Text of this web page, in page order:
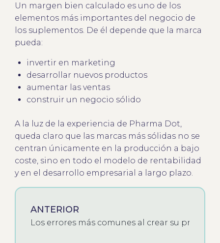
Un margen bien calculado es uno de los
elementos más importantes del negocio de
los suplementos. De él depende que la marca
pueda:
invertir en marketing
desarrollar nuevos productos
aumentar las ventas
construir un negocio sólido
A la luz de la experiencia de Pharma Dot,
queda claro que las marcas más sólidas no se
centran únicamente en la producción a bajo
coste, sino en todo el modelo de rentabilidad
y en el desarrollo empresarial a largo plazo.
ANTERIOR
Los errores más comunes al crear su propia